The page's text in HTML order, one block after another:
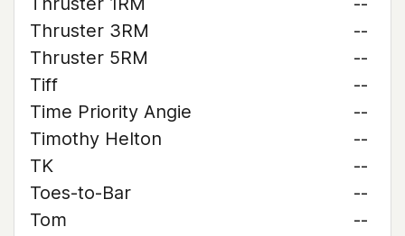
Thruster 3RM
--
Thruster 5RM
--
Tiff
--
Time Priority Angie
--
Timothy Helton
--
TK
--
Toes-to-Bar
--
Tom
--